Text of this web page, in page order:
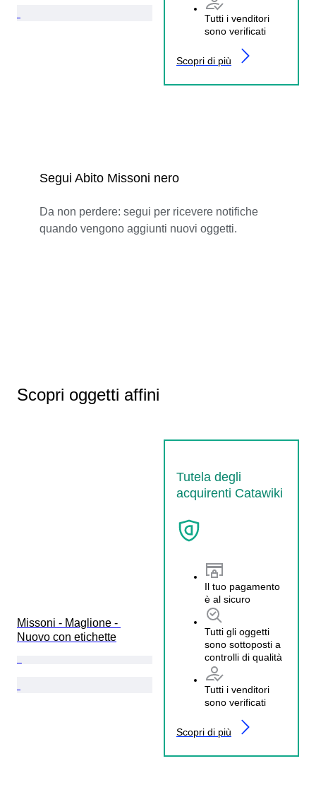
Tutti i venditori
sono verificati
Scopri di più
Segui Abito Missoni nero
Da non perdere: segui per ricevere notifiche
quando vengono aggiunti nuovi oggetti.
Scopri oggetti affini
Tutela degli
acquirenti Catawiki
Il tuo pagamento
è al sicuro
Tutti gli oggetti
sono sottoposti a
controlli di qualità
Tutti i venditori
sono verificati
Scopri di più
Missoni - Maglione -
Nuovo con etichette